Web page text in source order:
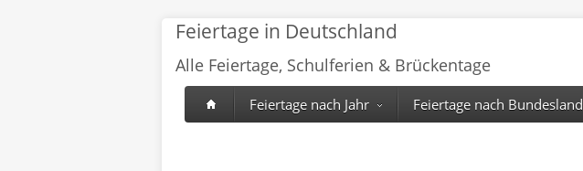
Feiertage in Deutschland
Alle Feiertage, Schulferien & Brückentage
Feiertage nach Jahr Feiertage nach Bundesland